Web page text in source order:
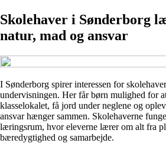
Skolehaver i Sønderborg
natur, mad og ansvar
I Sønderborg spirer interessen for
undervisningen. Her får børn mulighed for
klasselokalet, få jord under neglene og
ansvar hænger sammen. Skolehaverne
læringsrum, hvor eleverne lærer om alt fra
bæredygtighed og samarbejde.